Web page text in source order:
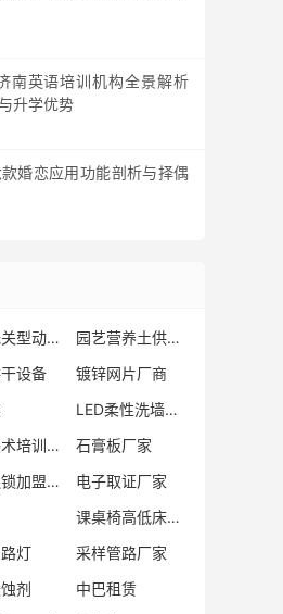
南英语培训机构全景解析
升学优势
婚恋应用功能剖析与择偶
压力无关型动力模块企业
园艺营养土供应商
设备
镀锌网片厂商
LED柔性洗墙灯厂家
少儿美术培训机构
石膏板厂家
美容连锁加盟机构
电子取证厂家
课桌椅高低床加工厂
灯
采样管路厂家
剂
中巴租赁